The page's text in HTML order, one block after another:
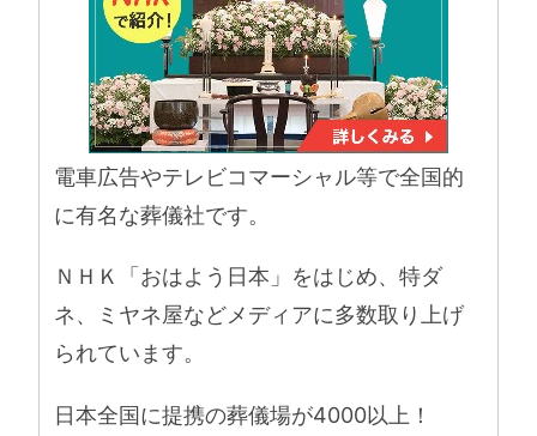
電車広告やテレビコマーシャル等で全国的
に有名な葬儀社です。
ＮＨＫ「おはよう日本」をはじめ、特ダ
ネ、ミヤネ屋などメディアに多数取り上げ
られています。
日本全国に提携の葬儀場が4000以上！